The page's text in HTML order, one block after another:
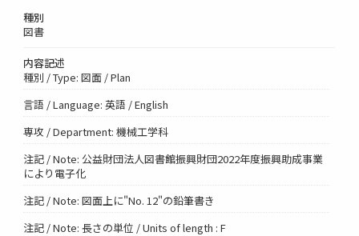
種別
図書
内容記述
種別 / Type: 図面 / Plan
言語 / Language: 英語 / English
専攻 / Department: 機械工学科
注記 / Note: 公益財団法人図書館振興財団2022年度振興助成事業
により電子化
注記 / Note: 図面上に"No. 12"の鉛筆書き
注記 / Note: 長さの単位 / Units of length : F